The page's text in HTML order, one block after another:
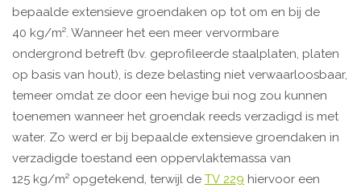
bepaalde extensieve groendaken op tot om en bij de
40 kg/m². Wanneer het een meer vervormbare
ondergrond betreft (bv. geprofileerde staalplaten, platen
op basis van hout), is deze belasting niet verwaarloosbaar,
temeer omdat ze door een hevige bui nog zou kunnen
toenemen wanneer het groendak reeds verzadigd is met
water. Zo werd er bij bepaalde extensieve groendaken in
verzadigde toestand een oppervlaktemassa van
125 kg/m² opgetekend, terwijl de TV 229 hiervoor een